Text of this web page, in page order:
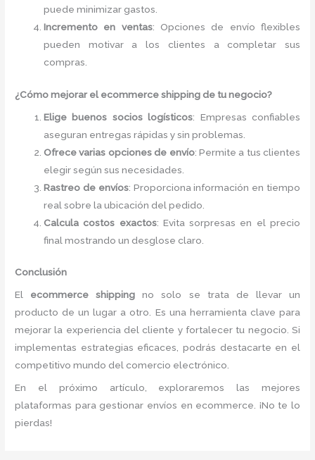
puede minimizar gastos.
Incremento en ventas: Opciones de envío flexibles
pueden motivar a los clientes a completar sus
compras.
¿Cómo mejorar el ecommerce shipping de tu negocio?
Elige buenos socios logísticos: Empresas confiables
aseguran entregas rápidas y sin problemas.
Ofrece varias opciones de envío: Permite a tus clientes
elegir según sus necesidades.
Rastreo de envíos: Proporciona información en tiempo
real sobre la ubicación del pedido.
Calcula costos exactos: Evita sorpresas en el precio
final mostrando un desglose claro.
Conclusión
El ecommerce shipping no solo se trata de llevar un
producto de un lugar a otro. Es una herramienta clave para
mejorar la experiencia del cliente y fortalecer tu negocio. Si
implementas estrategias eficaces, podrás destacarte en el
competitivo mundo del comercio electrónico.
En el próximo artículo, exploraremos las mejores
plataformas para gestionar envíos en ecommerce. ¡No te lo
pierdas!